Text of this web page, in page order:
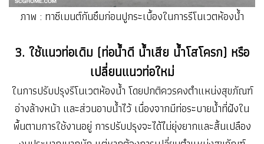
ภาพ : ทาซีเมนต์กันซึมก่อนปูกระเบื้องในการรีโนเวตห้องน้ำ
3. ใช้แนวท่อเดิม (ท่อน้ำดี น้ำเสีย น้ำโสโครก) หรือ
เปลี่ยนแนวท่อใหม่
ในการปรับปรุงรีโนเวตห้องน้ำ โดยปกติควรคงตำแหน่งสุขภัณฑ์
อ่างล้างหน้า และส่วนอาบน้ำไว้ เนื่องจากมีท่อระบายน้ำที่ฝังใน
พื้นตามการใช้งานอยู่ การปรับปรุงจะได้ไม่ยุ่งยากและสิ้นเปลือง